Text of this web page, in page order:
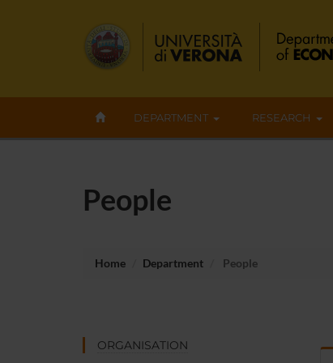
DEPARTMENT RESEARCH
People
Home Department People
ORGANISATION